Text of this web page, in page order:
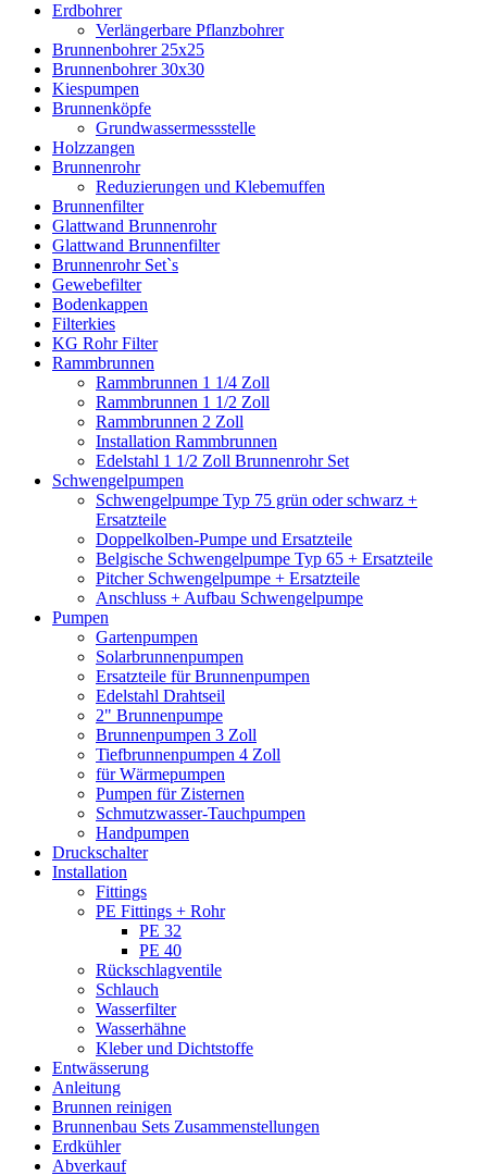
Erdbohrer
Verlängerbare Pflanzbohrer
Brunnenbohrer 25x25
Brunnenbohrer 30x30
Kiespumpen
Brunnenköpfe
Grundwassermessstelle
Holzzangen
Brunnenrohr
Reduzierungen und Klebemuffen
Brunnenfilter
Glattwand Brunnenrohr
Glattwand Brunnenfilter
Brunnenrohr Set`s
Gewebefilter
Bodenkappen
Filterkies
KG Rohr Filter
Rammbrunnen
Rammbrunnen 1 1/4 Zoll
Rammbrunnen 1 1/2 Zoll
Rammbrunnen 2 Zoll
Installation Rammbrunnen
Edelstahl 1 1/2 Zoll Brunnenrohr Set
Schwengelpumpen
Schwengelpumpe Typ 75 grün oder schwarz +
Ersatzteile
Doppelkolben-Pumpe und Ersatzteile
Belgische Schwengelpumpe Typ 65 + Ersatzteile
Pitcher Schwengelpumpe + Ersatzteile
Anschluss + Aufbau Schwengelpumpe
Pumpen
Gartenpumpen
Solarbrunnenpumpen
Ersatzteile für Brunnenpumpen
Edelstahl Drahtseil
2" Brunnenpumpe
Brunnenpumpen 3 Zoll
Tiefbrunnenpumpen 4 Zoll
für Wärmepumpen
Pumpen für Zisternen
Schmutzwasser-Tauchpumpen
Handpumpen
Druckschalter
Installation
Fittings
PE Fittings + Rohr
PE 32
PE 40
Rückschlagventile
Schlauch
Wasserfilter
Wasserhähne
Kleber und Dichtstoffe
Entwässerung
Anleitung
Brunnen reinigen
Brunnenbau Sets Zusammenstellungen
Erdkühler
Abverkauf